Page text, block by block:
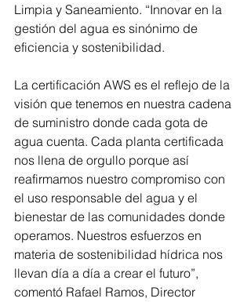
Limpia y Saneamiento. “Innovar en la
gestión del agua es sinónimo de
eficiencia y sostenibilidad.
La certificación AWS es el reflejo de la
visión que tenemos en nuestra cadena
de suministro donde cada gota de
agua cuenta. Cada planta certificada
nos llena de orgullo porque así
reafirmamos nuestro compromiso con
el uso responsable del agua y el
bienestar de las comunidades donde
operamos. Nuestros esfuerzos en
materia de sostenibilidad hídrica nos
llevan día a día a crear el futuro”,
comentó Rafael Ramos, Director